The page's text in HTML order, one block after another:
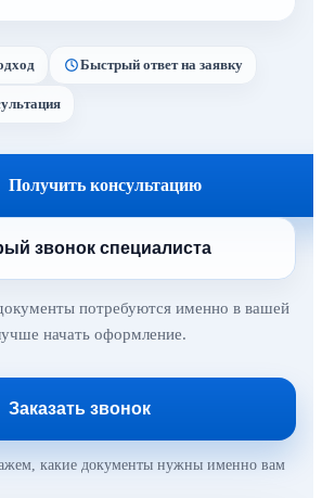
Быстрый ответ на заявку
Получить консультацию
звонок специалиста
потребуются именно в вашей
начать оформление.
Заказать звонок
какие документы нужны именно вам